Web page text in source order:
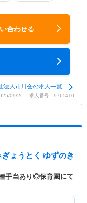
合わせる
法人市川会の求人一覧
09/26 求人番号：9765410
ょうとく ゆずのき
手当あり◎保育園にて